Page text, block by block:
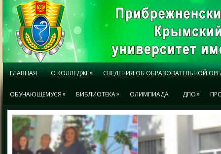
ГЛАВНАЯ О КОЛЛЕДЖЕ» СВЕДЕНИЯ ОБ ОБРАЗОВАТЕЛЬНОЙ
ОБУЧАЮЩЕМУСЯ» БИБЛИОТЕКА» ОЛИМПИАДА ДПО»